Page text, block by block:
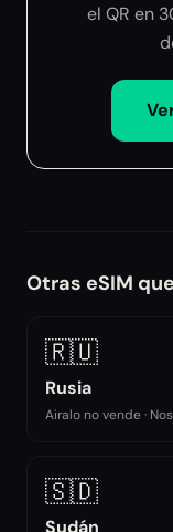
el QR en
Otras eSIM
🇷🇺
Rusia
Airalo no vende ·
🇸🇩
Sudán